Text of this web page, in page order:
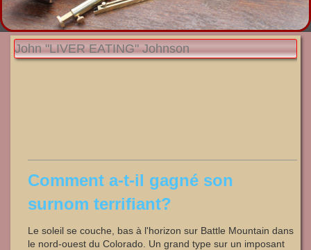
John "LIVER EATING" Johnson
Comment a-t-il gagné son
surnom terrifiant?
Le soleil se couche, bas à l'horizon sur Battle Mountain dans
le nord-ouest du Colorado. Un grand type sur un imposant